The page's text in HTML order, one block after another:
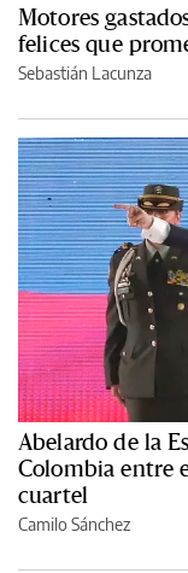
Motores
felices que
Sebastián Lacunza
Abelardo de la
Colombia entre
cuartel
Camilo Sánchez